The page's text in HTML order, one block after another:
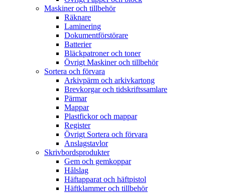
Maskiner och tillbehör
Räknare
Laminering
Dokumentförstörare
Batterier
Bläckpatroner och toner
Övrigt Maskiner och tillbehör
Sortera och förvara
Arkivpärm och arkivkartong
Brevkorgar och tidskriftssamlare
Pärmar
Mappar
Plastfickor och mappar
Register
Övrigt Sortera och förvara
Anslagstavlor
Skrivbordsprodukter
Gem och gemkoppar
Hålslag
Häftapparat och häftpistol
Häftklammer och tillbehör